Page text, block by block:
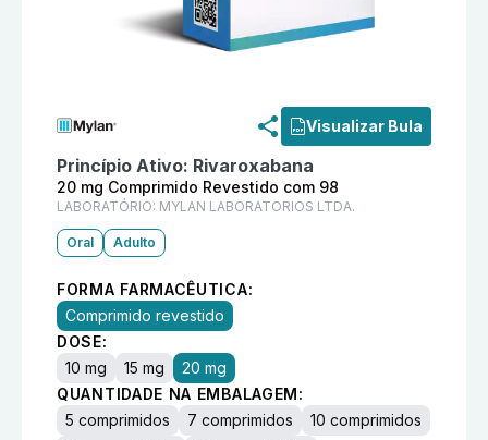
Visualizar Bula
Princípio Ativo: Rivaroxabana
20 mg Comprimido Revestido com 98
LABORATÓRIO: MYLAN LABORATORIOS LTDA.
Oral Adulto
FORMA FARMACÊUTICA:
Comprimido revestido
DOSE:
10 mg
15 mg
20 mg
QUANTIDADE NA EMBALAGEM:
5 comprimidos
7 comprimidos
10 comprimidos